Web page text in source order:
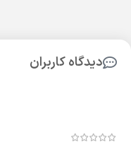
دیدگاه کاربران